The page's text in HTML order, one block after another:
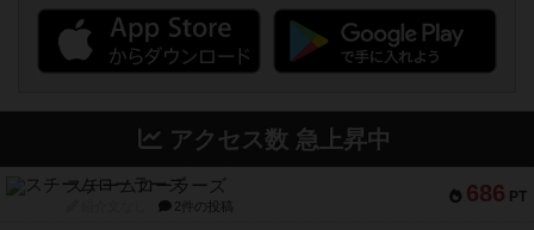
アクセス数 急上昇中
686 PT
スチームローラーズ
2件の投稿